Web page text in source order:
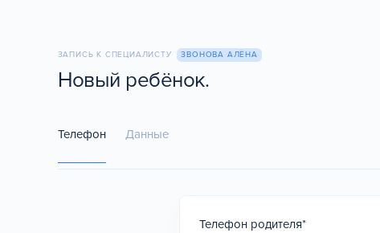
ЗАПИСЬ К СПЕЦИАЛИСТУ ЗВОНОВА АЛЁНА
Новый ребёнок.
Телефон Данные
Телефон родителя*